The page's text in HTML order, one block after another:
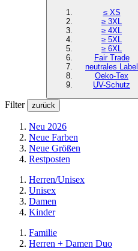
≤ XS
≥ 3XL
≥ 4XL
≥ 5XL
≥ 6XL
Fair Trade
neutrales Label
Oeko-Tex
UV-Schutz
Filter zurück
Neu 2026
Neue Farben
Neue Größen
Restposten
Herren/Unisex
Unisex
Damen
Kinder
Familie
Herren + Damen Duo